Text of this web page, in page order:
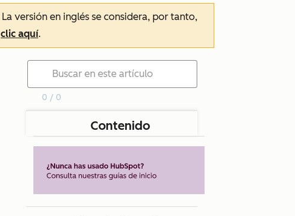
La versión en inglés se considera, por tanto,
clic aquí.
0 / 0
Contenido